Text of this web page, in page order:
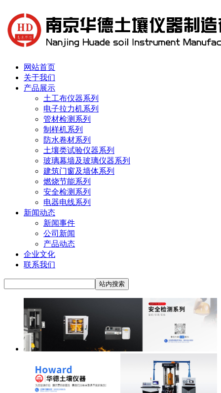
网站首页
关于我们
产品展示
土工布仪器系列
电子拉力机系列
管材检测系列
制样机系列
防水卷材系列
土壤类试验仪器系列
玻璃幕墙及玻璃仪器系列
建筑门窗及墙体系列
燃烧节能系列
安全检测系列
电器电线系列
新闻动态
新闻事件
公司新闻
产品动态
企业文化
联系我们